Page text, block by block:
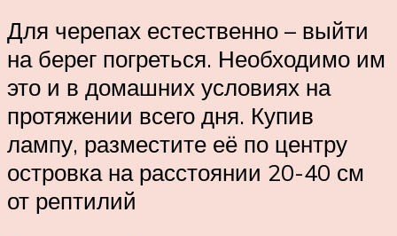
Для черепах естественно – выйти
на берег погреться. Необходимо им
это и в домашних условиях на
протяжении всего дня. Купив
лампу, разместите её по центру
островка на расстоянии 20-40 см
от рептилий